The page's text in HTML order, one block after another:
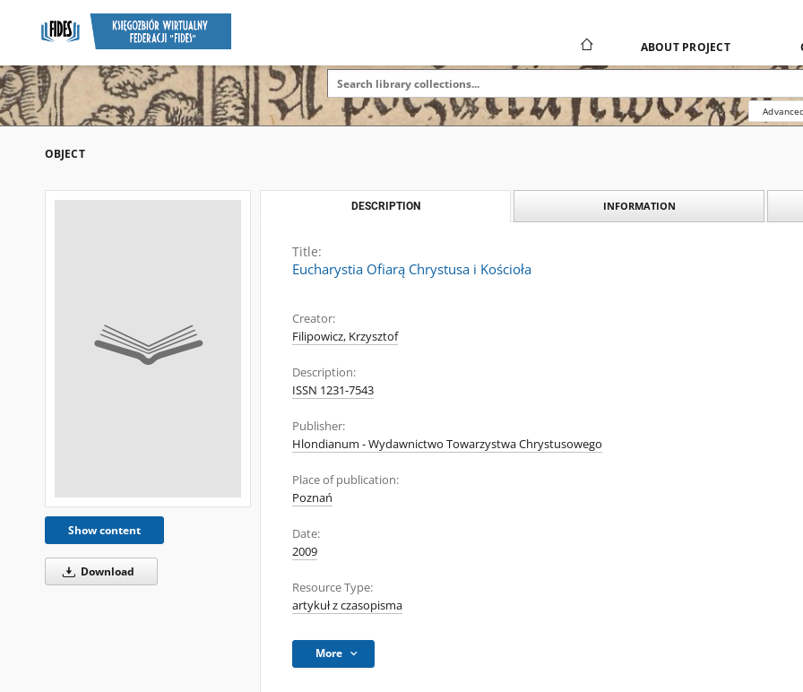
ABOUT PROJECT
OBJECT
Show content
Download
DESCRIPTION INFORMATION
Title:
Eucharystia Ofiarą Chrystusa i Kościoła
Creator:
Filipowicz, Krzysztof
Description:
ISSN 1231-7543
Publisher:
Hlondianum - Wydawnictwo Towarzystwa Chrystusowego
Place of publication:
Poznań
Date:
2009
Resource Type:
artykuł z czasopisma
More